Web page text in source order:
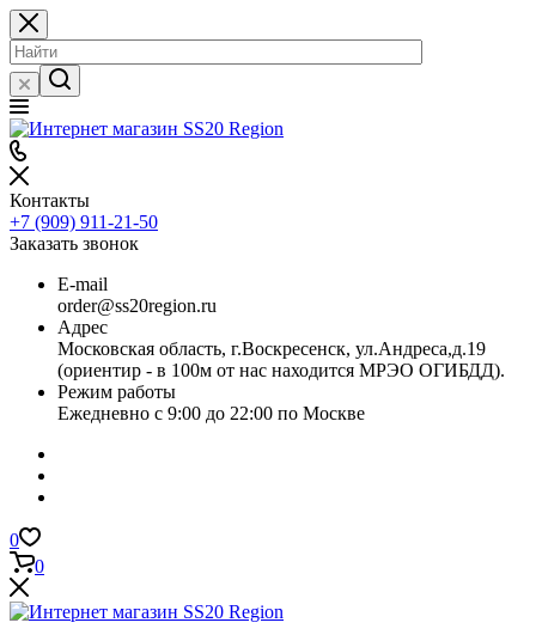
Контакты
+7 (909) 911-21-50
Заказать звонок
E-mail
order@ss20region.ru
Адрес
Московская область, г.Воскресенск, ул.Андреса,д.19
(ориентир - в 100м от нас находится МРЭО ОГИБДД).
Режим работы
Ежедневно с 9:00 до 22:00 по Москве
0
0